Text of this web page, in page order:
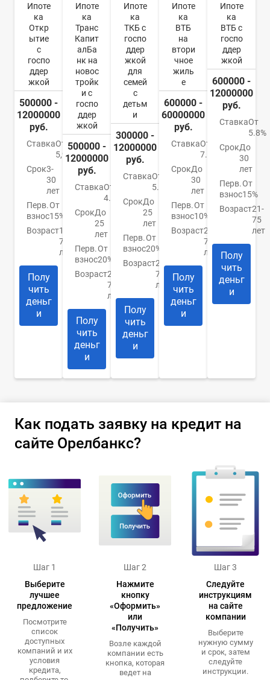
Ипоте
ка
Откр
ытие
с
госпо
ддер
жкой
500000 -
12000000
руб.
СтавкаОт
5,99%
Срок3-
30
лет
Перв.
взнос
От
15%
Возраст18-
70
лет
Полу
чить
деньг
и
Ипоте
ка
Транс
Капит
алБа
нк на
новос
тройк
и с
госпо
ддер
жкой
500000 -
12000000
руб.
СтавкаОт
4.84%
СрокДо
25
лет
Перв.
взнос
От
20%
Возраст20-
75
лет
Полу
чить
деньг
и
Ипоте
ка
ТКБ с
госпо
ддер
жкой
для
семей
с
детьм
и
300000 -
12000000
руб.
СтавкаОт
5.9%
СрокДо
25
лет
Перв.
взнос
От
20%
Возраст20-
75
лет
Полу
чить
деньг
и
Ипоте
ка
ВТБ
на
втори
чное
жиль
е
600000 -
60000000
руб.
СтавкаОт
7.4%
СрокДо
30
лет
Перв.
взнос
От
10%
Возраст21-
75
лет
Полу
чить
деньг
и
Ипоте
ка
ВТБ с
госпо
ддер
жкой
600000 -
12000000
руб.
СтавкаОт
5.8%
СрокДо
30
лет
Перв.
взнос
От
15%
Возраст21-
75
лет
Полу
чить
деньг
и
Как подать заявку на кредит на
сайте Орелбанкс?
Шаг 1
Выберите
лучшее
предложение
Посмотрите
список
доступных
компаний и их
условия
кредита,
Шаг 2
Нажмите
кнопку
«Оформить»
или
«Получить»
Возле каждой
компании есть
кнопка, которая
ведет на
Шаг 3
Следуйте
инструкциям
на сайте
компании
Выберите
нужную сумму
и срок, затем
следуйте
инструкции.